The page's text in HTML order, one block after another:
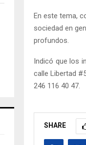
En este tema,
sociedad en
profundos.
Indicó que los
calle Libertad
246 116 40 47.
SHARE